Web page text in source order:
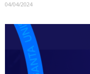
04/04/2024